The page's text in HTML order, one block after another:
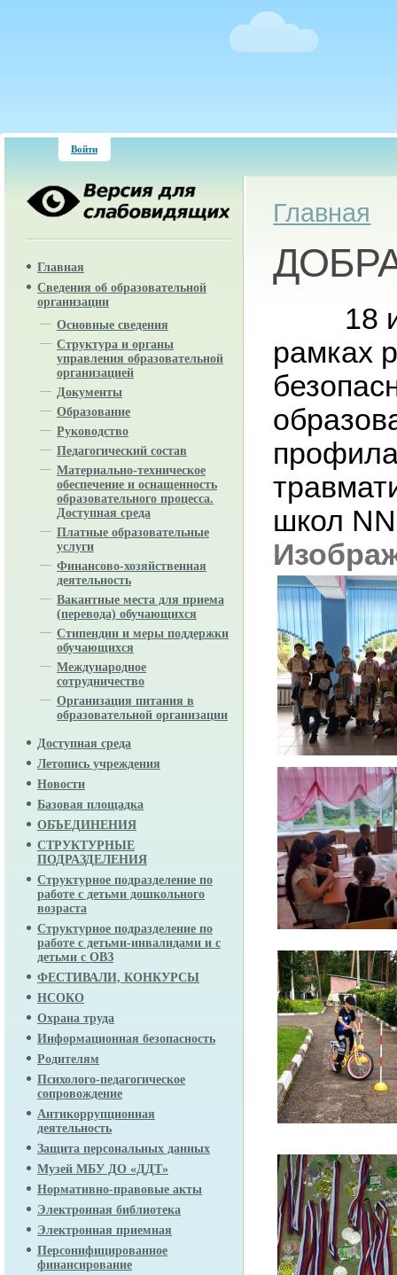
Войти
Главная
Сведения об образовательной
организации
Основные сведения
Структура и органы
управления образовательной
организацией
Документы
Образование
Руководство
Педагогический состав
Материально-техническое
обеспечение и оснащенность
образовательного процесса.
Доступная среда
Платные образовательные
услуги
Финансово-хозяйственная
деятельность
Вакантные места для приема
(перевода) обучающихся
Стипендии и меры поддержки
обучающихся
Международное
сотрудничество
Организация питания в
образовательной организации
Доступная среда
Летопись учреждения
Новости
Базовая площадка
ОБЪЕДИНЕНИЯ
СТРУКТУРНЫЕ
ПОДРАЗДЕЛЕНИЯ
Структурное подразделение по
работе с детьми дошкольного
возраста
Структурное подразделение по
работе с детьми-инвалидами и с
детьми с ОВЗ
ФЕСТИВАЛИ, КОНКУРСЫ
НСОКО
Охрана труда
Информационная безопасность
Родителям
Психолого-педагогическое
сопровождение
Антикоррупционная
деятельность
Защита персональных данных
Музей МБУ ДО «ДДТ»
Нормативно-правовые акты
Электронная библиотека
Электронная приемная
Персонифицированное
финансирование
Вы здесь
Главная
18
рамках
школ